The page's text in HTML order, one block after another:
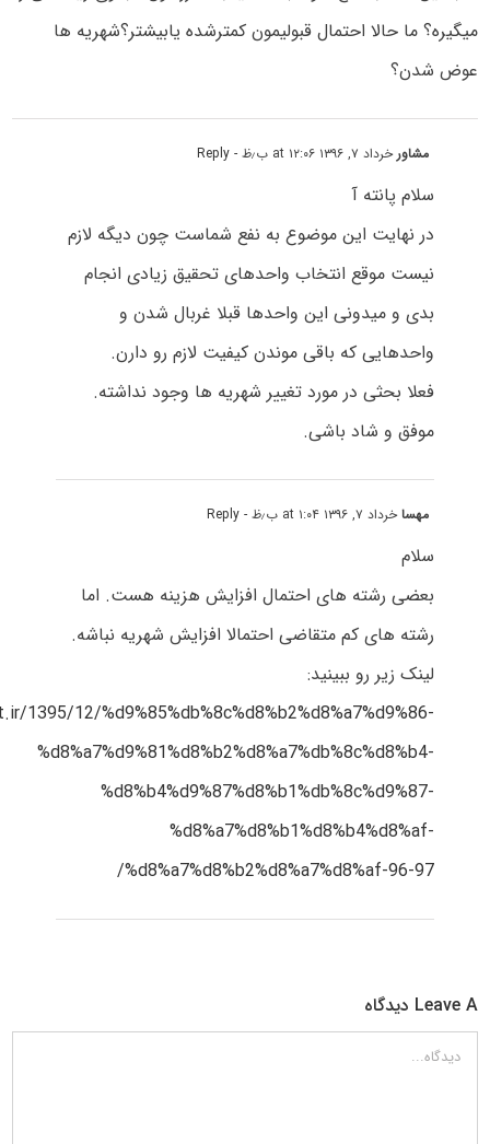
میگیره؟ ما حالا احتمال قبولیمون کمترشده یابیشتر؟شهریه ها
عوض شدن؟
مشاورخرداد ۷, ۱۳۹۶ at ۱۲:۰۶ ب٫ظ - Reply
سلام پانته آ
در نهایت این موضوع به نفع شماست چون دیگه لازم
نیست موقع انتخاب واحدهای تحقیق زیادی انجام
بدی و میدونی این واحدها قبلا غربال شدن و
واحدهایی که باقی موندن کیفیت لازم رو دارن.
فعلا بحثی در مورد تغییر شهریه ها وجود نداشته.
موفق و شاد باشی.
مهساخرداد ۷, ۱۳۹۶ at ۱:۰۴ ب٫ظ - Reply
سلام
بعضی رشته های احتمال افزایش هزینه هست. اما
رشته های کم متقاضی احتمالا افزایش شهریه نباشه.
لینک زیر رو ببینید:
1395/12/%d9%85%db%8c%d8%b2%d8%a7%d9%86-
%d8%a7%d9%81%d8%b2%d8%a7%db%8c%d8%b4-
%d8%b4%d9%87%d8%b1%db%8c%d9%87-
%d8%a7%d8%b1%d8%b4%d8%af-
%d8%a7%d8%b2%d8%a7%d8%af-96-97/
Leave A دیدگاه
دیدگاه